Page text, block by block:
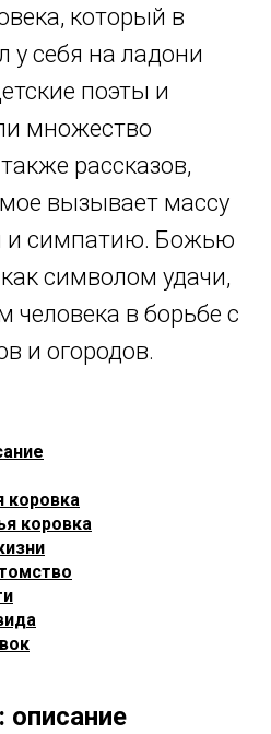
который в
у себя на ладони
поэты и
множество
рассказов,
вызывает массу
и симпатию. Божью
символом удачи,
в борьбе с
и огородов.
коровка
коровка